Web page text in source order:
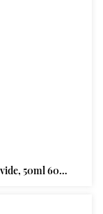
50ml 60ml